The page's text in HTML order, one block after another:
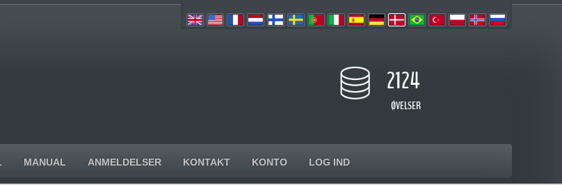
2124
ØVELSER
MANUAL ANMELDELSER KONTAKT KONTO LOG IND